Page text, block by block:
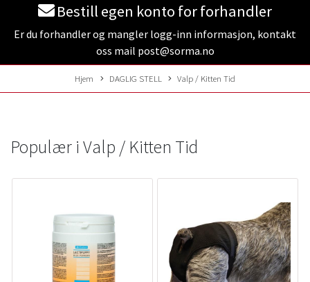
Bestill egen konto for forhandler
Er du forhandler og mangler logg-inn informasjon, kontakt
oss mail post@sorma.no
Hjem DAGLIG STELL Valp / Kitten Tid
Populær i Valp / Kitten Tid